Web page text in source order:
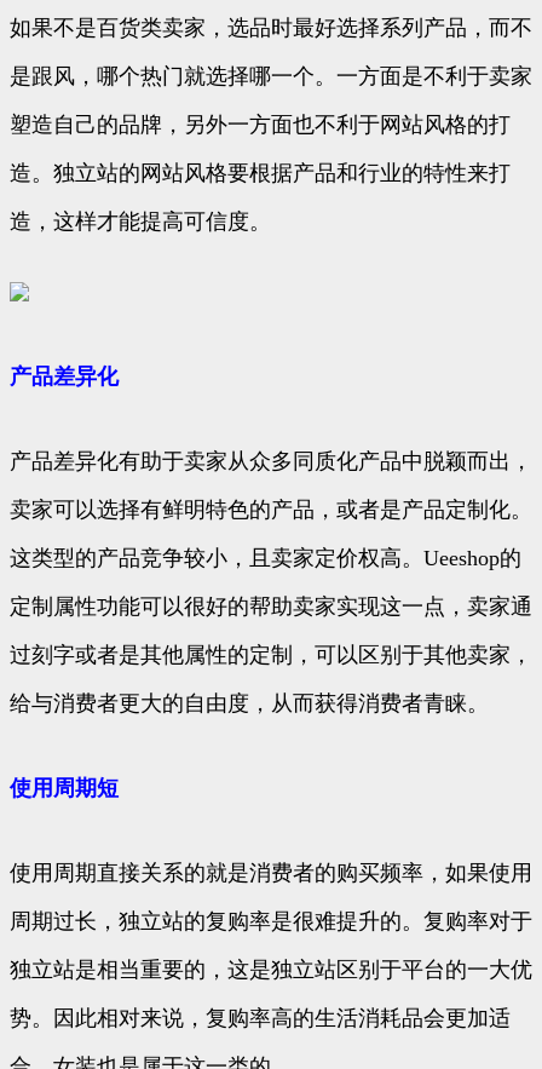
如果不是百货类卖家，选品时最好选择系列产品，而不
是跟风，哪个热门就选择哪一个。一方面是不利于卖家
塑造自己的品牌，另外一方面也不利于网站风格的打
造。独立站的网站风格要根据产品和行业的特性来打
造，这样才能提高可信度。
产品差异化
产品差异化有助于卖家从众多同质化产品中脱颖而出，
卖家可以选择有鲜明特色的产品，或者是产品定制化。
这类型的产品竞争较小，且卖家定价权高。Ueeshop的
定制属性功能可以很好的帮助卖家实现这一点，卖家通
过刻字或者是其他属性的定制，可以区别于其他卖家，
给与消费者更大的自由度，从而获得消费者青睐。
使用周期短
使用周期直接关系的就是消费者的购买频率，如果使用
周期过长，独立站的复购率是很难提升的。复购率对于
独立站是相当重要的，这是独立站区别于平台的一大优
势。因此相对来说，复购率高的生活消耗品会更加适